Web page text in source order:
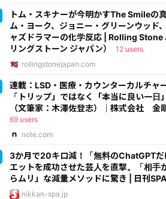
トム・スキナーが今明かすThe Smile
ム・ヨーク、ジョニー・グリーンウッド
ャズドラマーの化学反応 | Rolling
リングストーン ジャパン）
12 users
rollingstonejapan.com
連載：LSD・医療・カウンターカルチ
「トリップ」ではなく「本当に良い一日
（文筆家：木澤佐登志）｜株式会社 金
69 users
note.com
3か月で20キロ減！「無料のChatGPTだ
エットを成功させた芸人を直撃。「相手
らムリ」な減量メソッドに驚き | 日刊
nikkan-spa.jp